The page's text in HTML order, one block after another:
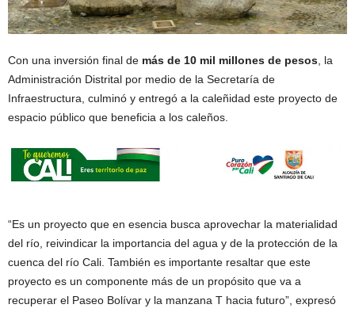
Con una inversión final de más de 10 mil millones de pesos, la
Administración Distrital por medio de la Secretaría de
Infraestructura, culminó y entregó a la caleñidad este proyecto de
espacio público que beneficia a los caleños.
“Es un proyecto que en esencia busca aprovechar la materialidad
del río, reivindicar la importancia del agua y de la protección de la
cuenca del río Cali. También es importante resaltar que este
proyecto es un componente más de un propósito que va a
recuperar el Paseo Bolívar y la manzana T hacia futuro”, expresó